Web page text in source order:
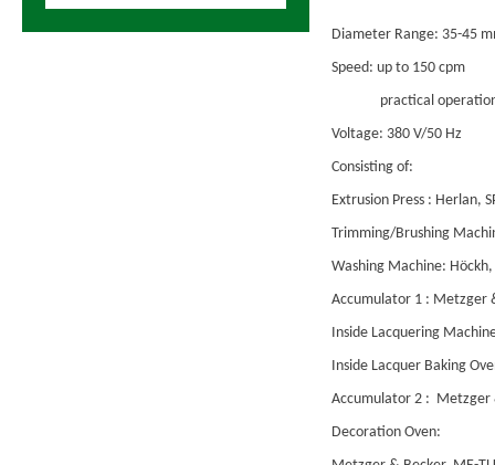
Diameter Range: 35-45
Speed: up to 150 cpm
practical
Voltage: 380 V/50 Hz
Consisting of:
Extrusion Press : Herlan,
Trimming/Brushing
Washing Machine:
Accumulator 1 : Metzger
Inside Lacquering
Inside Lacquer Baking
Accumulator 2 : Metzger
Decoration Oven: